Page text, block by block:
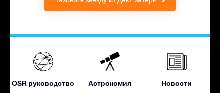
OSR руководство Астрономия Новости